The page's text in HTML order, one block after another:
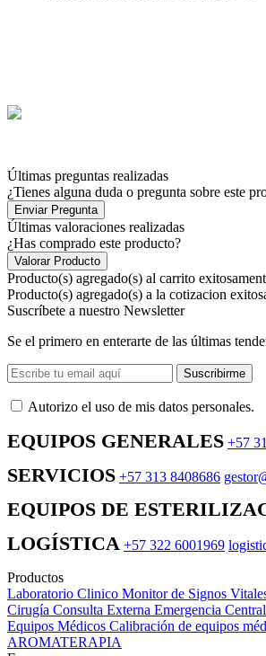
Últimas preguntas realizadas
¿Tienes alguna duda o pregunta sobre este
Enviar Pregunta
Últimas valoraciones realizadas
¿Has comprado este producto?
Valorar Producto
Producto(s) agregado(s) al carrito
Producto(s) agregado(s) a la cotizacion
Suscríbete a nuestro Newsletter
Se el primero en enterarte de las últimas
Suscribirme
Autorizo ​​el uso de mis datos personales.
EQUIPOS GENERALES +57
SERVICIOS +57 313 8408686
EQUIPOS DE
LOGÍSTICA +57 322 6001969
Productos
Laboratorio Clinico Monitor de Signos
Cirugía Consulta Externa Emergencia
Equipos Médicos Calibración de equipos
AROMATERAPIA